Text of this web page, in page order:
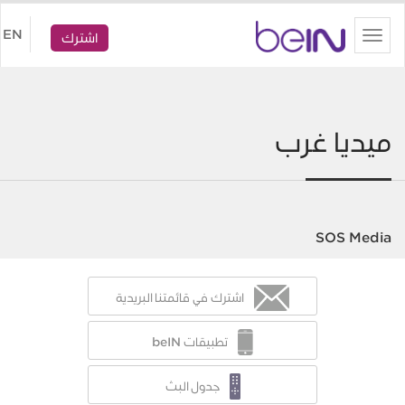
Toggle
navigation
اشترك EN
ميديا غرب
SOS Media
اشترك في قائمتنا البريدية
تطبيقات beIN
جدول البث